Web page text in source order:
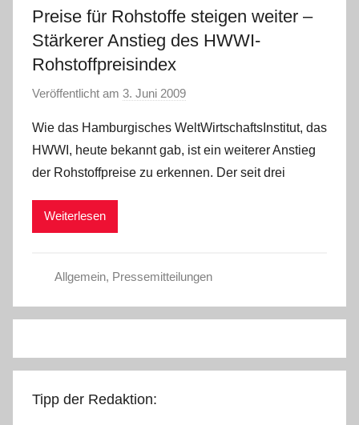
Preise für Rohstoffe steigen weiter –
Stärkerer Anstieg des HWWI-
Rohstoffpreisindex
Veröffentlicht am 3. Juni 2009
n
Wie das Hamburgisches WeltWirtschaftsInstitut, das
HWWI, heute bekannt gab, ist ein weiterer Anstieg
der Rohstoffpreise zu erkennen. Der seit drei
Weiterlesen
Allgemein, Pressemitteilungen
Tipp der Redaktion: